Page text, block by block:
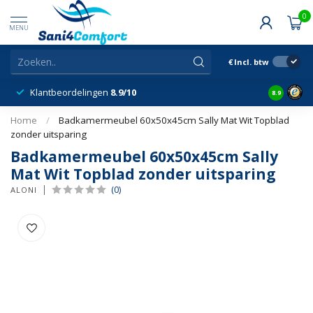
MENU
0
€ Incl. btw
Klantbeordelingen 8.9/10 8.9
Home /
Badkamermeubel 60x50x45cm Sally Mat Wit Topblad
zonder uitsparing
Badkamermeubel 60x50x45cm Sally
Mat Wit Topblad zonder uitsparing
ALONI (0)